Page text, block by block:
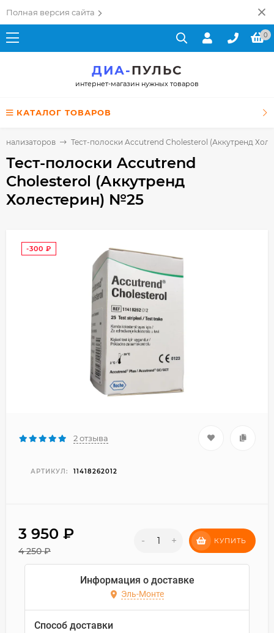
Полная версия сайта
0
ДИА-ПУЛЬС
интернет-магазин нужных товаров
КАТАЛОГ ТОВАРОВ
Тест-полоски Accutrend Cholesterol (Аккутренд
Тест-полоски Accutrend
Cholesterol (Аккутренд
Холестерин) №25
-300 ₽
2 отзыва
АРТИКУЛ: 11418262012
3 950 ₽
4 250₽
- + КУПИТЬ
Информация о доставке
Эль-Монте
Способ доставки